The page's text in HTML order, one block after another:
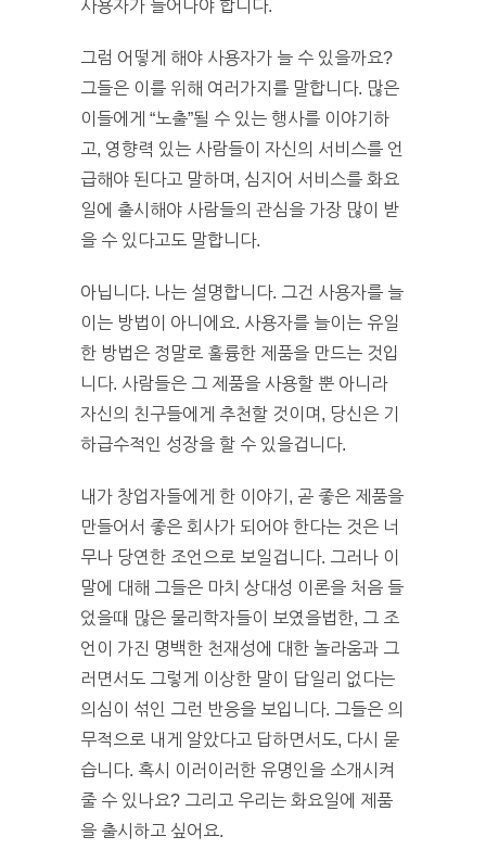
사용자가 늘어나야 합니다.
그럼 어떻게 해야 사용자가 늘 수 있을까요?
그들은 이를 위해 여러가지를 말합니다. 많은
이들에게 “노출”될 수 있는 행사를 이야기하
고, 영향력 있는 사람들이 자신의 서비스를 언
급해야 된다고 말하며, 심지어 서비스를 화요
일에 출시해야 사람들의 관심을 가장 많이 받
을 수 있다고도 말합니다.
아닙니다. 나는 설명합니다. 그건 사용자를 늘
이는 방법이 아니에요. 사용자를 늘이는 유일
한 방법은 정말로 훌륭한 제품을 만드는 것입
니다. 사람들은 그 제품을 사용할 뿐 아니라
자신의 친구들에게 추천할 것이며, 당신은 기
하급수적인 성장을 할 수 있을겁니다.
내가 창업자들에게 한 이야기, 곧 좋은 제품을
만들어서 좋은 회사가 되어야 한다는 것은 너
무나 당연한 조언으로 보일겁니다. 그러나 이
말에 대해 그들은 마치 상대성 이론을 처음 들
었을때 많은 물리학자들이 보였을법한, 그 조
언이 가진 명백한 천재성에 대한 놀라움과 그
러면서도 그렇게 이상한 말이 답일리 없다는
의심이 섞인 그런 반응을 보입니다. 그들은 의
무적으로 내게 알았다고 답하면서도, 다시 묻
습니다. 혹시 이러이러한 유명인을 소개시켜
줄 수 있나요? 그리고 우리는 화요일에 제품
을 출시하고 싶어요.